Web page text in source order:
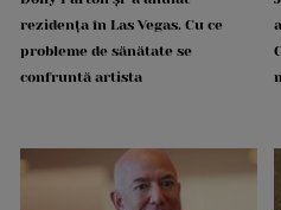
rezidența în Las Vegas. Cu ce
probleme de sănătate se
confruntă artista